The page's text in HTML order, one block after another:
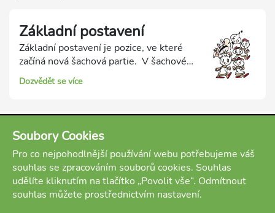
Základní postavení
Základní postavení je pozice, ve které
začíná nová šachová partie. V šachové
partii je základní postavení vždy stejné.
Díky tomu je možné učit se různé
opakují. Pro regulérně sehranou
šachovou partii musí být základní
postavení připravené správně a bez
chyb. Níže se podíváme také na některé
časté chyby při stavění základního
postavení.
Dozvědět se více
Soubory Cookies
Pro co nejpohodlnější používání webu potřebujeme váš
souhlas se zpracováním souborů cookies. Souhlas
udělíte kliknutím na tlačítko „Povolit vše“. Odmítnout
souhlas můžete prostřednictvím nastavení.